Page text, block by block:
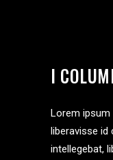
I
Lorem
liberavisse id
intellegebat,